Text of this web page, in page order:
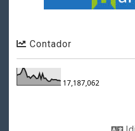
Contador
17,187,062